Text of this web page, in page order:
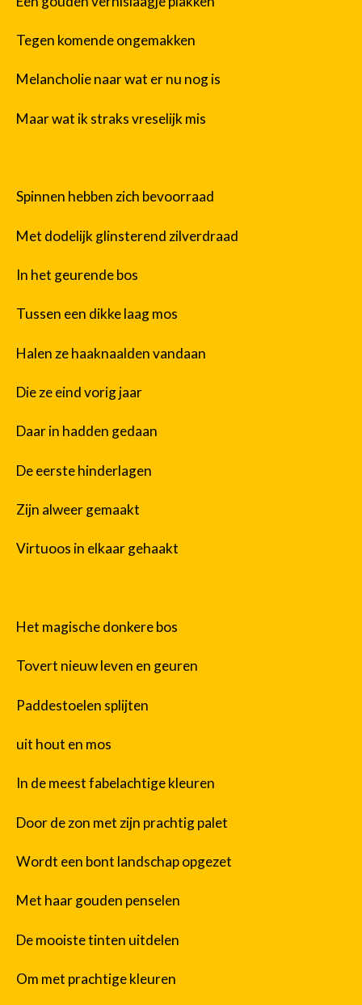
Tegen komende ongemakken
Melancholie naar wat er nu nog is
Maar wat ik straks vreselijk mis
Spinnen hebben zich bevoorraad
Met dodelijk glinsterend zilverdraad
In het geurende bos
Tussen een dikke laag mos
Halen ze haaknaalden vandaan
Die ze eind vorig jaar
Daar in hadden gedaan
De eerste hinderlagen
Zijn alweer gemaakt
Virtuoos in elkaar gehaakt
Het magische donkere bos
Tovert nieuw leven en geuren
Paddestoelen splijten
uit hout en mos
In de meest fabelachtige kleuren
Door de zon met zijn prachtig palet
Wordt een bont landschap opgezet
Met haar gouden penselen
De mooiste tinten uitdelen
Om met prachtige kleuren